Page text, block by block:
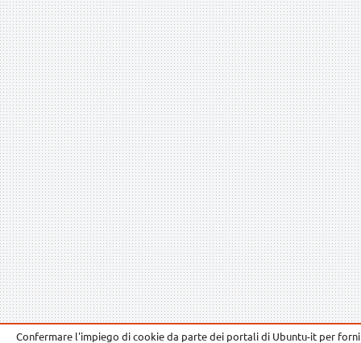
Confermare l'impiego di cookie da parte dei portali di Ubuntu-it per